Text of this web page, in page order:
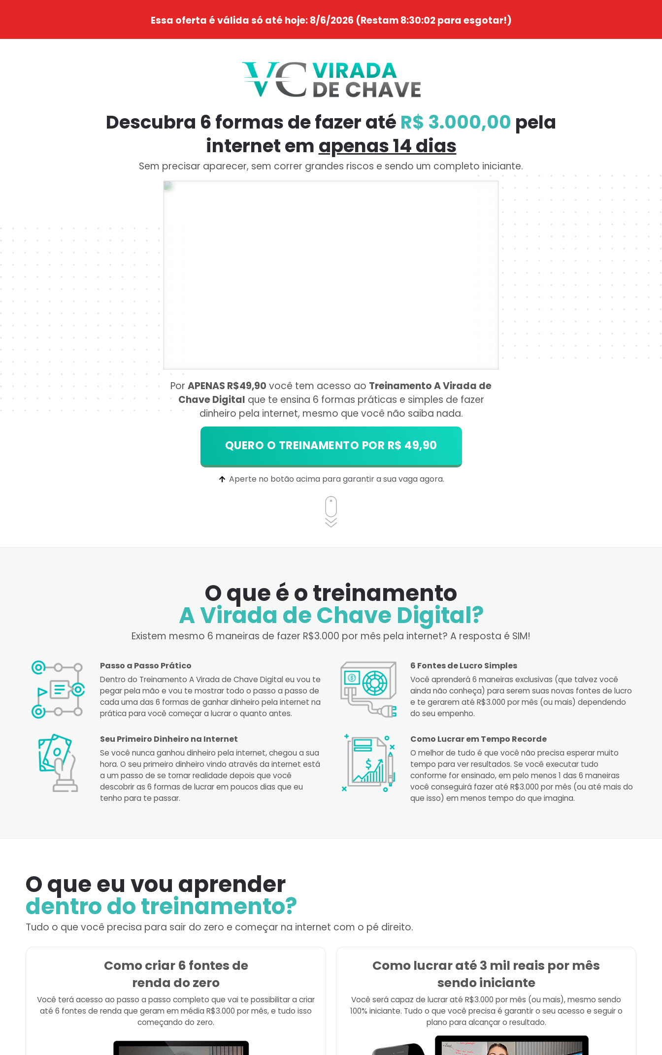
Essa oferta é válida só até hoje:8/6/2026 (Restam8:30:01para esgotar!)
Descubra 6 formas de fazer até R$ 3.000,00 pela
internet em apenas 14 dias
Sem precisar aparecer, sem correr grandes riscos e sendo um completo iniciante.
Por APENAS R$49,90 você tem acesso ao Treinamento A Virada de
Chave Digital que te ensina 6 formas práticas e simples de fazer
dinheiro pela internet, mesmo que você não saiba nada.
QUERO O TREINAMENTO POR R$ 49,90
Aperte no botão acima para garantir a sua vaga agora.
O que é o treinamento
A Virada de Chave Digital?
Existem mesmo 6 maneiras de fazer R$3.000 por mês pela internet? A resposta é SIM!
Passo a Passo Prático
Dentro do Treinamento A Virada de Chave Digital eu vou te
pegar pela mão e vou te mostrar todo o passo a passo de
cada uma das 6 formas de ganhar dinheiro pela internet na
prática para você começar a lucrar o quanto antes.
6 Fontes de Lucro Simples
Você aprenderá 6 maneiras exclusivas (que talvez você
ainda não conheça) para serem suas novas fontes de lucro
e te gerarem até R$3.000 por mês (ou mais) dependendo
do seu empenho.
Seu Primeiro Dinheiro na Internet
Se você nunca ganhou dinheiro pela internet, chegou a sua
hora. O seu primeiro dinheiro vindo através da internet está
a um passo de se tornar realidade depois que você
descobrir as 6 formas de lucrar em poucos dias que eu
tenho para te passar.
Como Lucrar em Tempo Recorde
O melhor de tudo é que você não precisa esperar muito
tempo para ver resultados. Se você executar tudo
conforme for ensinado, em pelo menos 1 das 6 maneiras
você conseguirá fazer até R$3.000 por mês (ou até mais do
que isso) em menos tempo do que imagina.
O que eu vou aprender
dentro do treinamento?
Tudo o que você precisa para sair do zero e começar na internet com o pé direito.
Como criar 6 fontes de
renda do zero
Você terá acesso ao passo a passo completo que vai te possibilitar a criar
até 6 fontes de renda que geram em média R$3.000 por mês, e tudo isso
começando do zero.
Como lucrar até 3 mil reais por mês
sendo iniciante
Você será capaz de lucrar até R$3.000 por mês (ou mais), mesmo sendo
100% iniciante. Tudo o que você precisa é garantir o seu acesso e seguir o
plano para alcançar o resultado.